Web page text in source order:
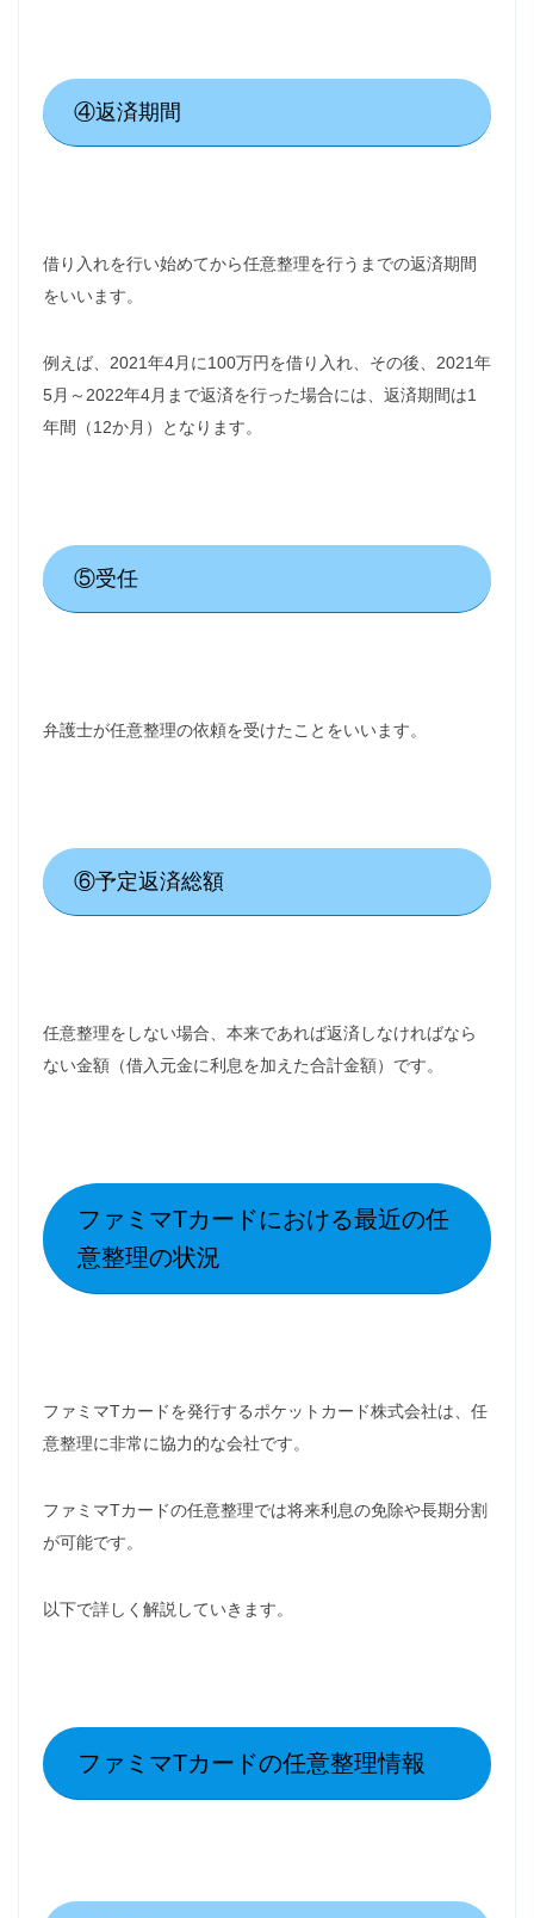
④返済期間
借り入れを行い始めてから任意整理を行うまでの返済期間
をいいます。
例えば、2021年4月に100万円を借り入れ、その後、2021年
5月～2022年4月まで返済を行った場合には、返済期間は1
年間（12か月）となります。
⑤受任
弁護士が任意整理の依頼を受けたことをいいます。
⑥予定返済総額
任意整理をしない場合、本来であれば返済しなければなら
ない金額（借入元金に利息を加えた合計金額）です。
ファミマTカードにおける最近の任
意整理の状況
ファミマTカードを発行するポケットカード株式会社は、任
意整理に非常に協力的な会社です。
ファミマTカードの任意整理では将来利息の免除や長期分割
が可能です。
以下で詳しく解説していきます。
ファミマTカードの任意整理情報